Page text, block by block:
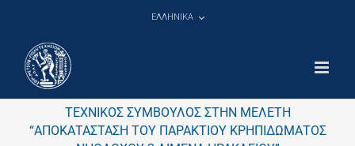
ΕΛΛΗΝΙΚΑ
ΤΕΧΝΙΚΟΣ ΣΥΜΒΟΥΛΟΣ ΣΤΗΝ ΜΕΛΕΤΗ
“ΑΠΟΚΑΤΑΣΤΑΣΗ ΤΟΥ ΠΑΡΑΚΤΙΟΥ ΚΡΗΠΙΔΩΜΑΤΟΣ